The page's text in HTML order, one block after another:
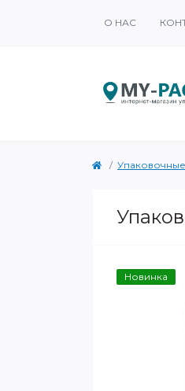
О НАС
Новинка